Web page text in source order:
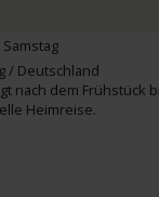
Samstag
/ Deutschland
nach dem Frühstück
Heimreise.